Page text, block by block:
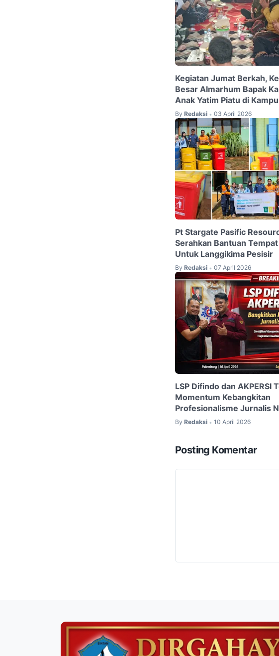
Kegiatan Jumat Berkah,
Besar Almarhum Bapak
Anak Yatim Piatu di
By Redaksi • 03 April 2026
Pt Stargate Pasific
Serahkan Bantuan
Untuk Langgikima Pesisir
By Redaksi • 07 April 2026
LSP Difindo dan AKPERSI
Momentum Kebangkitan
Profesionalisme Jurnalis
By Redaksi • 10 April 2026
Posting Komentar